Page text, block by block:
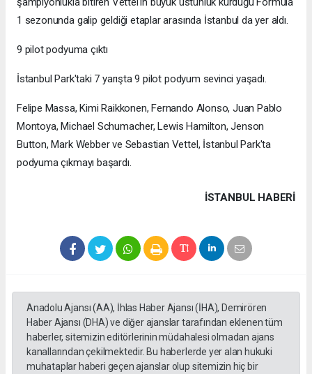
1 sezonunda galip geldiği etaplar arasında İstanbul da yer aldı.
9 pilot podyuma çıktı
İstanbul Park'taki 7 yarışta 9 pilot podyum sevinci yaşadı.
Felipe Massa, Kimi Raikkonen, Fernando Alonso, Juan Pablo
Montoya, Michael Schumacher, Lewis Hamilton, Jenson
Button, Mark Webber ve Sebastian Vettel, İstanbul Park'ta
podyuma çıkmayı başardı.
İSTANBUL HABERİ
Anadolu Ajansı (AA), İhlas Haber Ajansı (İHA), Demirören
Haber Ajansı (DHA) ve diğer ajanslar tarafından eklenen tüm
haberler, sitemizin editörlerinin müdahalesi olmadan ajans
kanallarından çekilmektedir. Bu haberlerde yer alan hukuki
muhataplar haberi geçen ajanslar olup sitemizin hiç bir